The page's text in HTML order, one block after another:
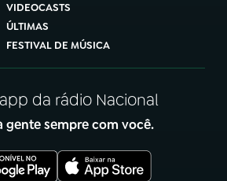
VIDEOCASTS
ÚLTIMAS
FESTIVAL DE MÚSICA
da rádio Nacional
gente sempre com você.